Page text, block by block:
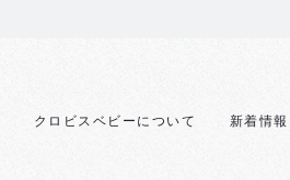
クロビスベビーについて 新着情報